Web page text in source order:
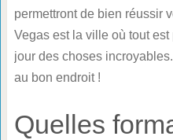
permettront de bien réussir
Vegas est la ville où tout
jour des choses
au bon endroit !
Quelles